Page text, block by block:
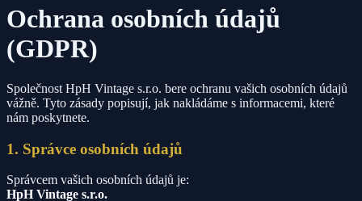
Ochrana osobních údajů
(GDPR)
Společnost HpH Vintage s.r.o. bere ochranu vašich osobních údajů
vážně. Tyto zásady popisují, jak nakládáme s informacemi, které
nám poskytnete.
1. Správce osobních údajů
Správcem vašich osobních údajů je:
HpH Vintage s.r.o.